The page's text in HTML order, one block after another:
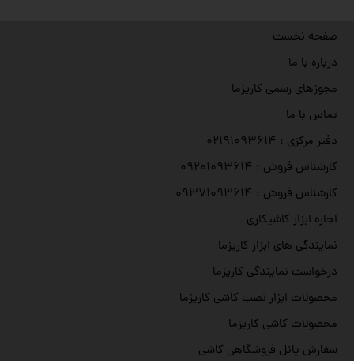
صفحه نخست
درباره با ما
مجوزهای رسمی کاریزما
تماس با ما
دفتر مرکزی : ۰۲۱۹۱۰۹۳۶۱۴
کارشناس فروش : ۰۹۲۰۱۰۹۳۶۱۴
کارشناس فروش : ۰۹۳۷۱۰۹۳۶۱۴
اجاره ابزار کاشیکاری
نمایندگی های ابزار کاریزما
درخواست نمایندگی کاریزما
محصولات ابزار نصب کاشی کاریزما
محصولات کاشی کاریزما
سفارش پانل فروشگاهی کاشی